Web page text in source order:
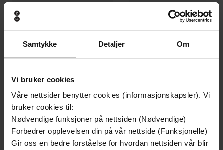
Samtykke Detaljer Om
Vi bruker cookies
Våre nettsider benytter cookies (informasjonskapsler). Vi
bruker cookies til:
Nødvendige funksjoner på nettsiden (Nødvendige)
Forbedrer opplevelsen din på vår nettside (Funksjonelle)
Gir oss en bedre forståelse for hvordan nettsiden vår blir
249,-
349,-